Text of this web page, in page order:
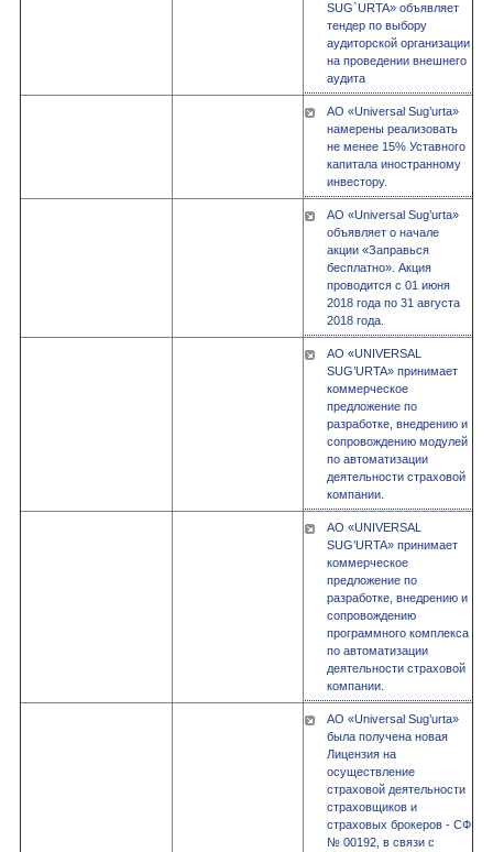
SUG`URTA» объявляет
тендер по выбору
аудиторской организации
на проведении внешнего
аудита
АО «Universal Sug’urta»
намерены реализовать
не менее 15% Уставного
капитала иностранному
инвестору.
АО «Universal Sug’urta»
объявляет о начале
акции «Заправься
бесплатно». Акция
проводится с 01 июня
2018 года по 31 августа
2018 года.
АО «UNIVERSAL
SUG’URTA» принимает
коммерческое
предложение по
разработке, внедрению и
сопровождению модулей
по автоматизации
деятельности страховой
компании.
АО «UNIVERSAL
SUG’URTA» принимает
коммерческое
предложение по
разработке, внедрению и
сопровождению
программного комплекса
по автоматизации
деятельности страховой
компании.
АО «Univеrsal Sug’urta»
была получена новая
Лицензия на
осуществление
страховой деятельности
страховщиков и
страховых брокеров - СФ
№ 00192, в связи с